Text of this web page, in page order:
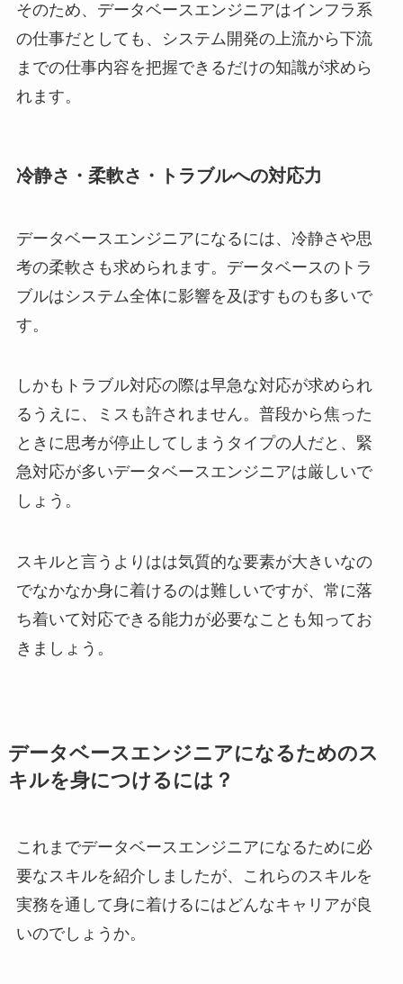
そのため、データベースエンジニアはインフラ系
の仕事だとしても、システム開発の上流から下流
までの仕事内容を把握できるだけの知識が求めら
れます。
冷静さ・柔軟さ・トラブルへの対応力
データベースエンジニアになるには、冷静さや思
考の柔軟さも求められます。データベースのトラ
ブルはシステム全体に影響を及ぼすものも多いで
す。
しかもトラブル対応の際は早急な対応が求められ
るうえに、ミスも許されません。普段から焦った
ときに思考が停止してしまうタイプの人だと、緊
急対応が多いデータベースエンジニアは厳しいで
しょう。
スキルと言うよりはは気質的な要素が大きいなの
でなかなか身に着けるのは難しいですが、常に落
ち着いて対応できる能力が必要なことも知ってお
きましょう。
データベースエンジニアになるためのス
キルを身につけるには？
これまでデータベースエンジニアになるために必
要なスキルを紹介しましたが、これらのスキルを
実務を通して身に着けるにはどんなキャリアが良
いのでしょうか。